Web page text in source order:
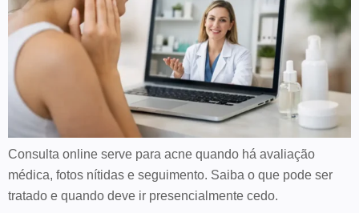
Consulta online serve para acne quando há avaliação
médica, fotos nítidas e seguimento. Saiba o que pode ser
tratado e quando deve ir presencialmente cedo.